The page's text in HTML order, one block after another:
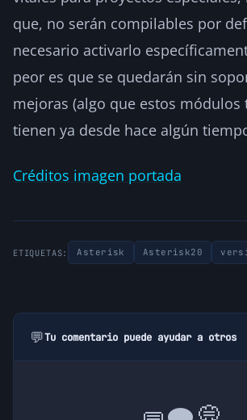
que, no serán compilables por
necesario activarlo
peor es que se quedarán sin
mejoras (algo que estos módulos
tienen ya desde hace algún
Créditos imagen portada
ETIQUETAS: Asterisk Asterisk20
💬Tu comentario puede ayudar a otros